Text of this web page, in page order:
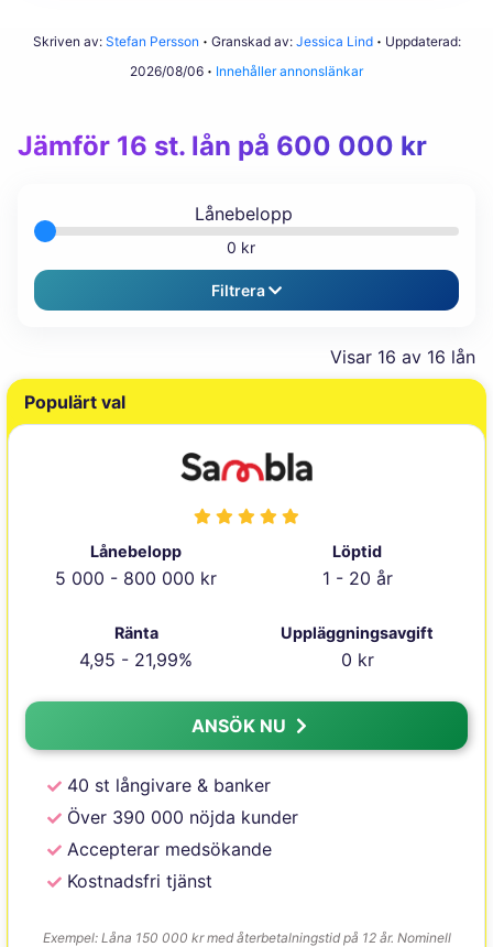
Skriven av: Stefan Persson Granskad av: Jessica Lind
Uppdaterad:
2026/08/06
Innehåller annonslänkar
Jämför 16 st. lån på 600 000 kr
Lånebelopp
0 kr
Filtrera
Visar 16 av 16 lån
Populärt val
Lånebelopp
5 000 - 800 000 kr
Löptid
1 - 20 år
Ränta
4,95 - 21,99%
Uppläggningsavgift
0 kr
ANSÖK NU
40 st långivare & banker
Över 390 000 nöjda kunder
Accepterar medsökande
Kostnadsfri tjänst
Exempel: Låna 150 000 kr med återbetalningstid på 12 år. Nominell